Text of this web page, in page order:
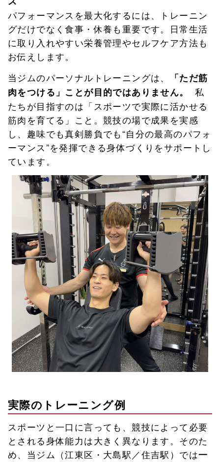
パフォーマンスを最大化するには、トレーニン
グだけでなく食事・休養も重要です。日常生活
に取り入れやすい栄養管理やセルフケア方法も
お伝えします。
当ジムのパーソナルトレーニングは、
「ただ筋
肉をつける」ことが目的ではありません。
私
たちが目指すのは「スポーツで実際に活かせる
筋肉を育てる」こと。競技の場で成果を実感
し、趣味でも真剣勝負でも“自分の最高のパフォ
ーマンス”を発揮できる身体づくりをサポートし
ています。
実際のトレーニング例
スポーツと一口に言っても、競技によって必要
とされる身体能力は大きく異なります。そのた
め、当ジム（江東区・大島駅／住吉駅）では一